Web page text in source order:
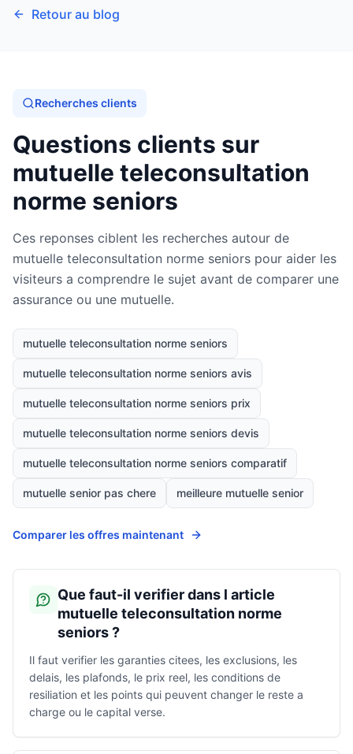
Retour au blog
Recherches clients
Questions clients sur
mutuelle teleconsultation
norme seniors
Ces reponses ciblent les recherches autour de
mutuelle teleconsultation norme seniors pour aider les
visiteurs a comprendre le sujet avant de comparer une
assurance ou une mutuelle.
mutuelle teleconsultation norme seniors
mutuelle teleconsultation norme seniors avis
mutuelle teleconsultation norme seniors prix
mutuelle teleconsultation norme seniors devis
mutuelle teleconsultation norme seniors comparatif
mutuelle senior pas chere meilleure mutuelle senior
Comparer les offres maintenant
Que faut-il verifier dans l article
mutuelle teleconsultation norme
seniors ?
Il faut verifier les garanties citees, les exclusions, les
delais, les plafonds, le prix reel, les conditions de
resiliation et les points qui peuvent changer le reste a
charge ou le capital verse.